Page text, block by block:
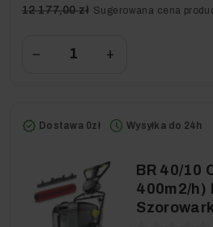
12 177,00 zł Sugerowana cena
− +
Dostawa 0zł Wysyłka do 24h
BR 40/10
400m2/h)